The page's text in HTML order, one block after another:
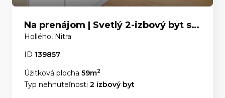
Na prenájom | Svetlý 2-izbový byt s panoramatickým výhľadom v centre Nitry
Hollého, Nitra
ID 139857
Úžitková plocha 59m2
Typ nehnuteľnosti 2 izbový byt